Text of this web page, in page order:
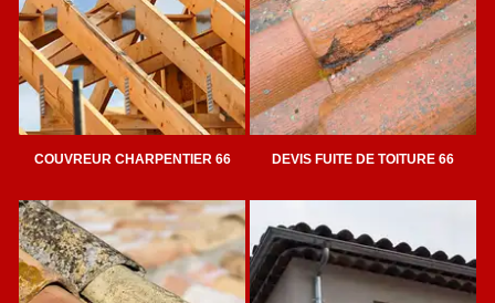
COUVREUR CHARPENTIER 66 DEVIS FUITE DE TOITURE 66